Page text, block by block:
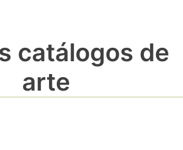
catálogos de
arte